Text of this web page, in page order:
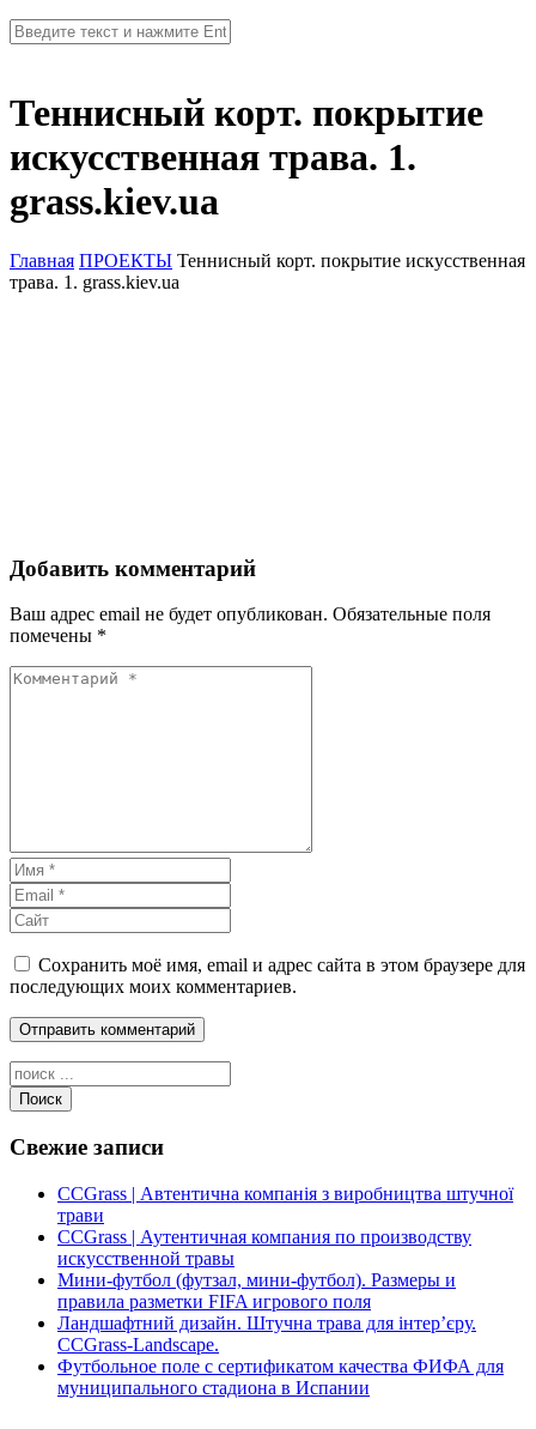
Теннисный корт. покрытие
искусственная трава. 1.
grass.kiev.ua
Главная ПРОЕКТЫ Теннисный корт. покрытие искусственная
трава. 1. grass.kiev.ua
Добавить комментарий
Ваш адрес email не будет опубликован. Обязательные поля
помечены *
Сохранить моё имя, email и адрес сайта в этом браузере для
последующих моих комментариев.
Поиск
Свежие записи
CCGrass | Автентична компанія з виробництва штучної
трави
CCGrass | Аутентичная компания по производству
искусственной травы
Мини-футбол (футзал, мини-футбол). Размеры и
правила разметки FIFA игрового поля
Ландшафтний дизайн. Штучна трава для інтер’єру.
CCGrass-Landscape.
Футбольное поле с сертификатом качества ФИФА для
муниципального стадиона в Испании